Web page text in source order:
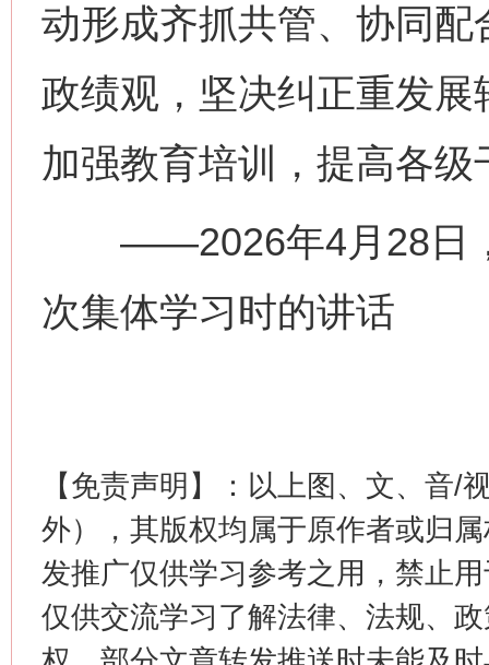
动形成齐抓共管、协同
政绩观，坚决纠正重发
加强教育培训，提高各
——2026年4月28日，
次集体学习时的讲话
【免责声明】：以上图、文、音/
外），其版权均属于原作者或归
发推广仅供学习参考之用，禁止
仅供交流学习了解法律、法规、
网上购药对药下症？